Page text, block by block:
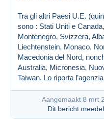
Tra gli altri Paesi U.E.
sono : Stati Uniti e
Montenegro, Svizzera,
Liechtenstein, Monaco,
Macedonia del Nord,
Australia, Micronesia,
Taiwan. Lo riporta
Aangemaakt 8 mrt
Dit bericht